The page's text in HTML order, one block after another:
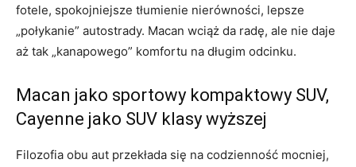
fotele, spokojniejsze tłumienie nierówności, lepsze
„połykanie” autostrady. Macan wciąż da radę, ale nie daje
aż tak „kanapowego” komfortu na długim odcinku.
Macan jako sportowy kompaktowy SUV,
Cayenne jako SUV klasy wyższej
Filozofia obu aut przekłada się na codzienność mocniej,